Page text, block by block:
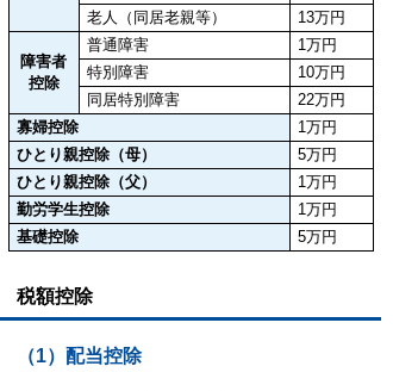
老人（同居老親等）
13万円
障害者
控除
普通障害
1万円
特別障害
10万円
同居特別障害
22万円
寡婦控除
1万円
ひとり親控除（母）
5万円
ひとり親控除（父）
1万円
勤労学生控除
1万円
基礎控除
5万円
税額控除
（1）配当控除